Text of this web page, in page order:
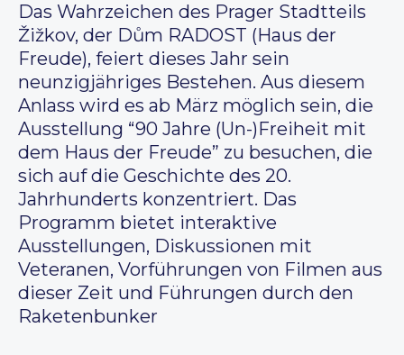
Das Wahrzeichen des Prager Stadtteils
Žižkov, der Dům RADOST (Haus der
Freude), feiert dieses Jahr sein
neunzigjähriges Bestehen. Aus diesem
Anlass wird es ab März möglich sein, die
Ausstellung “90 Jahre (Un-)Freiheit mit
dem Haus der Freude” zu besuchen, die
sich auf die Geschichte des 20.
Jahrhunderts konzentriert. Das
Programm bietet interaktive
Ausstellungen, Diskussionen mit
Veteranen, Vorführungen von Filmen aus
dieser Zeit und Führungen durch den
Raketenbunker